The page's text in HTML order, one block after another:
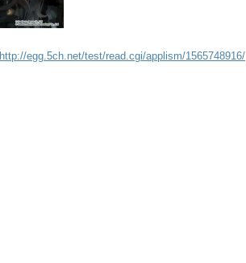
http://egg.5ch.net/test/read.cgi/applism/1565748916/